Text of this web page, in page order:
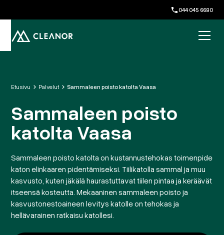
044 045 6680
Etusivu Palvelut Sammaleen poisto katolta Vaasa
Sammaleen poisto
katolta Vaasa
Sammaleen poisto katolta on kustannustehokas toimenpide
katon elinkaaren pidentämiseksi. Tiilikatolla sammal ja muu
kasvusto, kuten jäkälä haurastuttavat tiilen pintaa ja keräävät
itseensä kosteutta. Mekaaninen sammaleen poisto ja
kasvustonestoaineen levitys katolle on tehokas ja
hellävarainen ratkaisu katollesi.